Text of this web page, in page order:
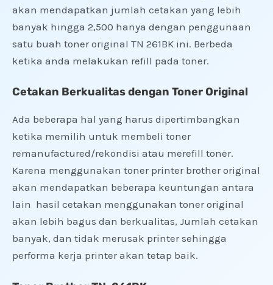
akan mendapatkan jumlah cetakan yang lebih
banyak hingga 2,500 hanya dengan penggunaan
satu buah toner original TN 261BK ini. Berbeda
ketika anda melakukan refill pada toner.
Cetakan Berkualitas dengan Toner Original
Ada beberapa hal yang harus dipertimbangkan
ketika memilih untuk membeli toner
remanufactured/rekondisi atau merefill toner.
Karena menggunakan toner printer brother original
akan mendapatkan beberapa keuntungan antara
lain hasil cetakan menggunakan toner original
akan lebih bagus dan berkualitas, Jumlah cetakan
banyak, dan tidak merusak printer sehingga
performa kerja printer akan tetap baik.